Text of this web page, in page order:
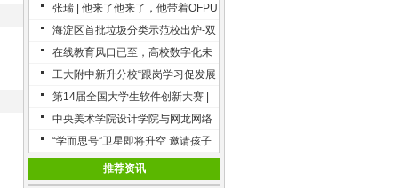
队活动签约仪式
张瑞 | 他来了他来了，他带着OFPU
走来了
海淀区首批垃圾分类示范校出炉-双
榆树第一小学、太平路小学等五所
学校入选
在线教育风口已至，高校数字化未
来加速到来
工大附中新升分校“跟岗学习促发展
多学致远共成长”体育教师跟岗培训
第14届全国大学生软件创新大赛 |
决赛名单已出炉
中央美术学院设计学院与网龙网络
公司合作构建游戏创意舞台
“学而思号”卫星即将升空 邀请孩子
们打卡外太空推荐资讯